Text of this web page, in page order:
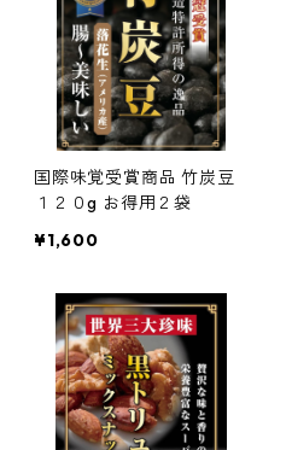
国際味覚受賞商品 竹炭豆
１２０g お得用２袋
¥1,600